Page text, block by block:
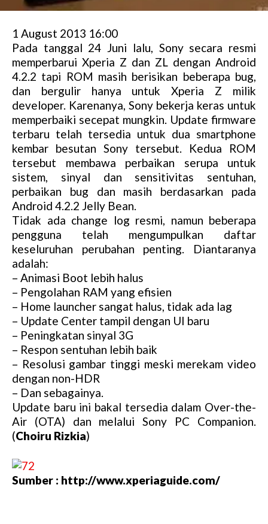
1 August 2013 16:00
Pada tanggal 24 Juni lalu, Sony secara resmi
memperbarui Xperia Z dan ZL dengan Android
4.2.2 tapi ROM masih berisikan beberapa bug,
dan bergulir hanya untuk Xperia Z milik
developer. Karenanya, Sony bekerja keras untuk
memperbaiki secepat mungkin. Update firmware
terbaru telah tersedia untuk dua smartphone
kembar besutan Sony tersebut. Kedua ROM
tersebut membawa perbaikan serupa untuk
sistem, sinyal dan sensitivitas sentuhan,
perbaikan bug dan masih berdasarkan pada
Android 4.2.2 Jelly Bean.
Tidak ada change log resmi, namun beberapa
pengguna telah mengumpulkan daftar
keseluruhan perubahan penting. Diantaranya
adalah:
– Animasi Boot lebih halus
– Pengolahan RAM yang efisien
– Home launcher sangat halus, tidak ada lag
– Update Center tampil dengan UI baru
– Peningkatan sinyal 3G
– Respon sentuhan lebih baik
– Resolusi gambar tinggi meski merekam video
dengan non-HDR
– Dan sebagainya.
Update baru ini bakal tersedia dalam Over-the-
Air (OTA) dan melalui Sony PC Companion.
(Choiru Rizkia)
Sumber : http://www.xperiaguide.com/